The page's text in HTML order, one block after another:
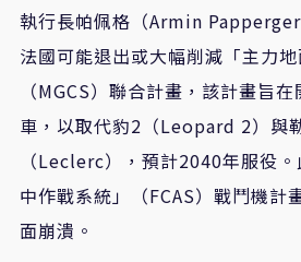
執行長帕佩格（Armin Papperger
法國可能退出或大幅削減「主力地
（MGCS）聯合計畫，該計畫旨
車，以取代豹2（Leopard 2）與
（Leclerc），預計2040年服役
中作戰系統」（FCAS）戰鬥機計
面崩潰。